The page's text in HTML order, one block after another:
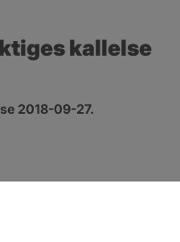
kallelse
2018-09-27.